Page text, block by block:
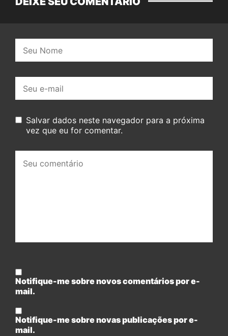
mail:
Salvar dados neste navegador para a próxima
vez que eu for comentar.
comentário:
Notifique-me sobre novos comentários por e-
mail.
Notifique-me sobre novas publicações por e-
mail.